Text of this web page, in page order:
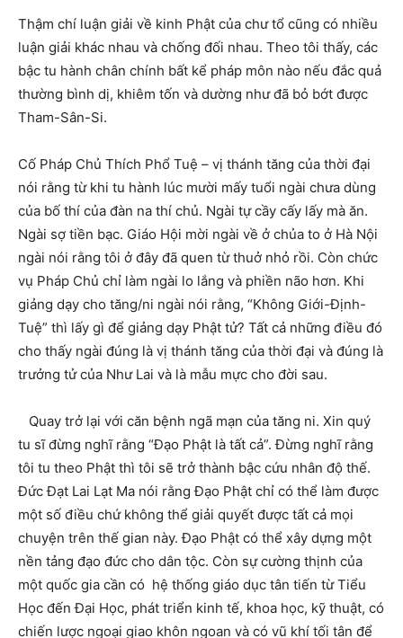
Thậm chí luận giải về kinh Phật của chư tổ cũng có nhiều
luận giải khác nhau và chống đối nhau. Theo tôi thấy, các
bậc tu hành chân chính bất kể pháp môn nào nếu đắc quả
thường bình dị, khiêm tốn và dường như đã bỏ bớt được
Tham-Sân-Si.
Cố Pháp Chủ Thích Phổ Tuệ – vị thánh tăng của thời đại
nói rằng từ khi tu hành lúc mười mấy tuổi ngài chưa dùng
của bố thí của đàn na thí chủ. Ngài tự cầy cấy lấy mà ăn.
Ngài sợ tiền bạc. Giáo Hội mời ngài về ở chủa to ở Hà Nội
ngài nói rằng tôi ở đây đã quen từ thuở nhỏ rồi. Còn chức
vụ Pháp Chủ chỉ làm ngài lo lắng và phiền não hơn. Khi
giảng dạy cho tăng/ni ngài nói rằng, “Không Giới-Định-
Tuệ” thì lấy gì để giảng dạy Phật tử? Tất cả những điều đó
cho thấy ngài đúng là vị thánh tăng của thời đại và đúng là
trưởng tử của Như Lai và là mẫu mực cho đời sau.
Quay trở lại với căn bệnh ngã mạn của tăng ni. Xin quý
tu sĩ đừng nghĩ rằng “Đạo Phật là tất cả”. Đừng nghĩ rằng
tôi tu theo Phật thì tôi sẽ trở thành bậc cứu nhân độ thế.
Đức Đạt Lai Lạt Ma nói rằng Đạo Phật chỉ có thể làm được
một số điều chứ không thể giải quyết được tất cả mọi
chuyện trên thế gian này. Đạo Phật có thể xây dựng một
nền tảng đạo đức cho dân tộc. Còn sự cường thịnh của
một quốc gia cần có hệ thống giáo dục tân tiến từ Tiểu
Học đến Đại Học, phát triển kinh tế, khoa học, kỹ thuật, có
chiến lược ngoại giao khôn ngoan và có vũ khí tối tân để